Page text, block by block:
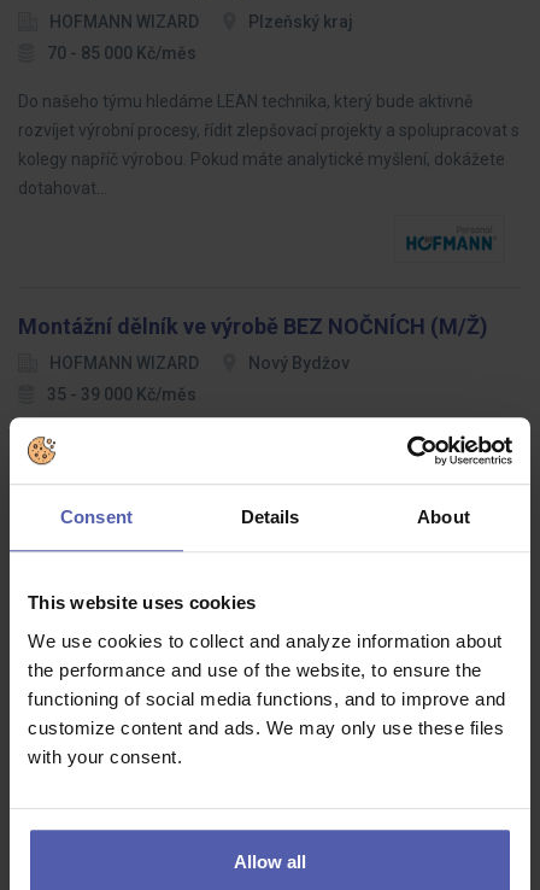
Consent Details About
This website uses cookies
We use cookies to collect and analyze information about
the performance and use of the website, to ensure the
functioning of social media functions, and to improve and
customize content and ads. We may only use these files
with your consent.
Allow all
HOFMANN WIZARD
Plzeňský kraj
70 - 85 000 Kč/měs
Do našeho týmu hledáme LEAN technika, který bude aktivně
rozvíjet výrobní procesy, řídit zlepšovací projekty a spolupracovat s
kolegy napříč výrobou. Pokud máte analytické myšlení, dokážete
dotahovat…
Montážní dělník ve výrobě BEZ NOČNÍCH (M/Ž)
HOFMANN WIZARD
Nový Bydžov
35 - 39 000 Kč/měs
Hledáme spolehlivé a motivované montážní dělníky, kteří se připojí
k našemu výrobnímu týmu. Budete zodpovědní za montáž
Zástupca PREDAJNE (m/ž)-pre významné
POTRAVINY -Komárno/Kolárovo
Manuvia Expert Recruitment SK
Komárno, Kolárovo
1 300 - 1 600 EUR/mes
spoločnosti s možnosťou sa naplno realizovať a byť dôkladne